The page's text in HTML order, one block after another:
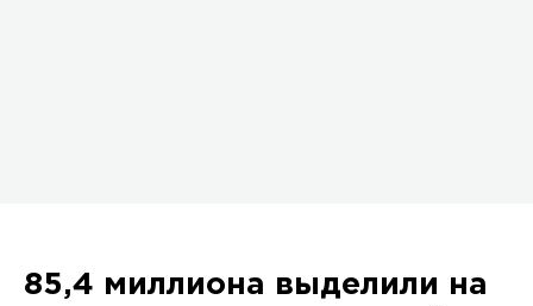
85,4 миллиона выделили на